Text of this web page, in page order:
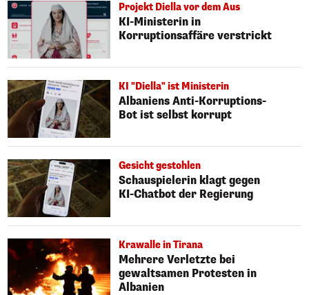
Projekt Diella vor dem Aus
KI-Ministerin in
Korruptionsaffäre verstrickt
KI "Diella" ist Ministerin
Albaniens Anti-Korruptions-
Bot ist selbst korrupt
Gesicht gestohlen
Schauspielerin klagt gegen
KI-Chatbot der Regierung
Krawalle in Tirana
Mehrere Verletzte bei
gewaltsamen Protesten in
Albanien